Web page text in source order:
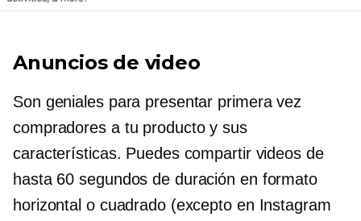
Anuncios de video
Son geniales para presentar primera vez
compradores a tu producto y sus
características. Puedes compartir videos de
hasta 60 segundos de duración en formato
horizontal o cuadrado (excepto en Instagram